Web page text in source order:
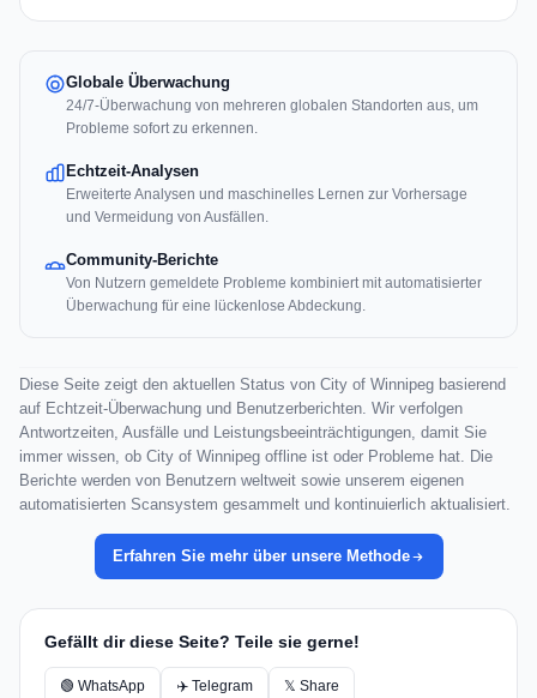
Globale Überwachung
24/7-Überwachung von mehreren globalen Standorten aus, um
Probleme sofort zu erkennen.
Echtzeit-Analysen
Erweiterte Analysen und maschinelles Lernen zur Vorhersage
und Vermeidung von Ausfällen.
Community-Berichte
Von Nutzern gemeldete Probleme kombiniert mit automatisierter
Überwachung für eine lückenlose Abdeckung.
Diese Seite zeigt den aktuellen Status von City of Winnipeg basierend
auf Echtzeit-Überwachung und Benutzerberichten. Wir verfolgen
Antwortzeiten, Ausfälle und Leistungsbeeinträchtigungen, damit Sie
immer wissen, ob City of Winnipeg offline ist oder Probleme hat. Die
Berichte werden von Benutzern weltweit sowie unserem eigenen
automatisierten Scansystem gesammelt und kontinuierlich aktualisiert.
Erfahren Sie mehr über unsere Methode
Gefällt dir diese Seite? Teile sie gerne!
🟢 WhatsApp ✈️ Telegram 𝕏 Share